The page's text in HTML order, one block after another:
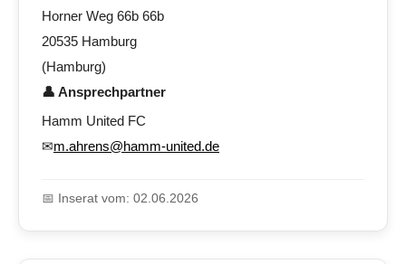
Horner Weg 66b 66b
20535 Hamburg
(Hamburg)
👤 Ansprechpartner
Hamm United FC
✉m.ahrens@hamm-united.de
📅 Inserat vom: 02.06.2026